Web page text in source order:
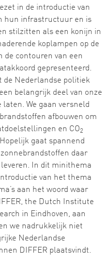
in de introductie van
hun infrastructuur en is
stilzitten als een konijn in
koplampen op de
de contouren van een
gepresenteerd.
de Nederlandse politiek
belangrijk deel van onze
We gaan versneld
afbouwen om
en CO2
gaat spannend
daar
In dit minithema
van het thema
aan het woord waar
the Dutch Institute
in Eindhoven, aan
we nadrukkelijk niet
Nederlandse
DIFFER plaatsvindt.